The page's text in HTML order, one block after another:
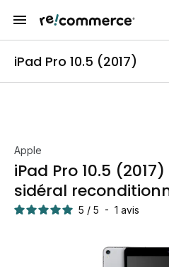
iPad Pro 10.5 (2017)
Apple
iPad Pro 10.5
sidéral
5 / 5 - 1 avis